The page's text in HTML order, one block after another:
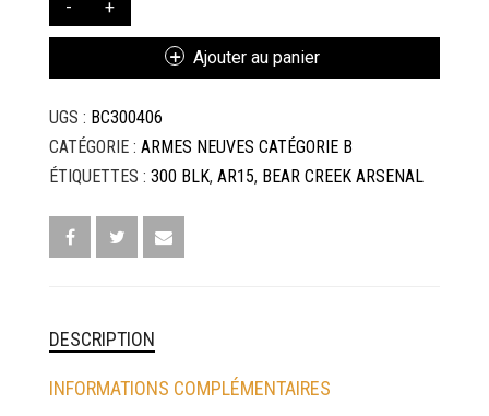
MUNITIONS & RECHARGEMENT
PRODUITS D’ENTRETIEN & DROGUERIE
OPTIQUES DE TIR
DE
ARSENAL
SEMI-
AUTO
BLK
Ajouter au panier
UGS : BC300406
CATÉGORIE : ARMES NEUVES CATÉGORIE B
ÉTIQUETTES : 300 BLK, AR15, BEAR CREEK ARSENAL
DESCRIPTION
INFORMATIONS COMPLÉMENTAIRES